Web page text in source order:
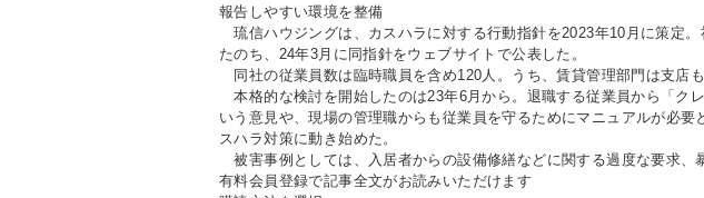
報告しやすい環境を整備
琉信ハウジングは、カスハラに対する行動指針を2023年10月に策定
たのち、24年3月に同指針をウェブサイトで公表した。
同社の従業員数は臨時職員を含め120人。うち、賃貸管理部門は支店も
本格的な検討を開始したのは23年6月から。退職する従業員から「ク
いう意見や、現場の管理職からも従業員を守るためにマニュアルが必要
スハラ対策に動き始めた。
被害事例としては、入居者からの設備修繕などに関する過度な要求、
有料会員登録で記事全文がお読みいただけます